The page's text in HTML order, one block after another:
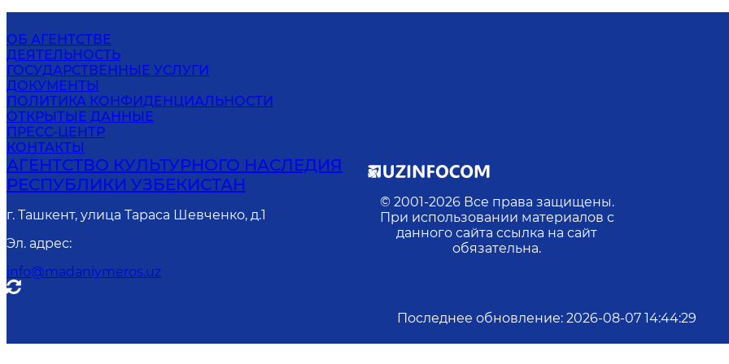
ОБ АГЕНТСТВЕ
ДЕЯТЕЛЬНОСТЬ
ГОСУДАРСТВЕННЫЕ УСЛУГИ
ДОКУМЕНТЫ
ПОЛИТИКА КОНФИДЕНЦИАЛЬНОСТИ
ОТКРЫТЫЕ ДАННЫЕ
ПРЕСС-ЦЕНТР
КОНТАКТЫ
АГЕНТСТВО КУЛЬТУРНОГО НАСЛЕДИЯ
РЕСПУБЛИКИ УЗБЕКИСТАН
г. Ташкент, улица Тараса Шевченко, д.1
Эл. адрес:
info@madaniymeros.uz
© 2001-2026 Все права защищены.
При использовании материалов с
данного сайта ссылка на сайт
обязательна.
Последнее обновление: 2026-08-07 14:44:29